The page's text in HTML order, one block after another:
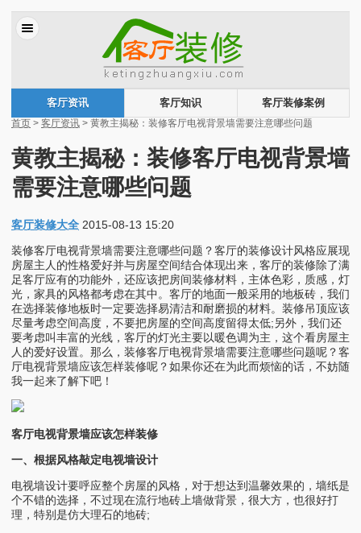
客厅资讯 客厅知识
客厅装修案例
首页 > 客厅资讯 > 黄教主揭秘：装修客厅电视背景墙需要注意哪些问题
黄教主揭秘：装修客厅电视背景墙
需要注意哪些问题
客厅装修大全 2015-08-13 15:20
装修客厅电视背景墙需要注意哪些问题？客厅的装修设计风格应展现
房屋主人的性格爱好并与房屋空间结合体现出来，客厅的装修除了满
足客厅应有的功能外，还应该把房间装修材料，主体色彩，质感，灯
光，家具的风格都考虑在其中。客厅的地面一般采用的地板砖，我们
在选择装修地板时一定要选择易清洁和耐磨损的材料。装修吊顶应该
尽量考虑空间高度，不要把房屋的空间高度留得太低;另外，我们还
要考虑叫丰富的光线，客厅的灯光主要以暖色调为主，这个看房屋主
人的爱好设置。那么，装修客厅电视背景墙需要注意哪些问题呢？客
厅电视背景墙应该怎样装修呢？如果你还在为此而烦恼的话，不妨随
我一起来了解下吧！
客厅电视背景墙应该怎样装修
一、根据风格敲定电视墙设计
电视墙设计要呼应整个房屋的风格，对于想达到温馨效果的，墙纸是
个不错的选择，不过现在流行地砖上墙做背景，很大方，也很好打
理，特别是仿大理石的地砖;